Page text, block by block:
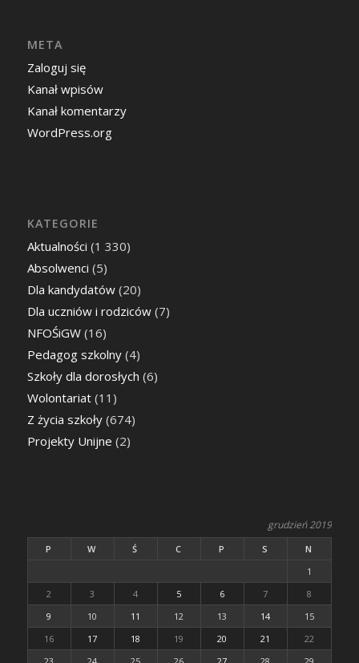
META
Zaloguj się
Kanał wpisów
Kanał komentarzy
WordPress.org
KATEGORIE
Aktualności (1 330)
Absolwenci (5)
Dla kandydatów(20)
Dla uczniów i rodziców(7)
NFOŚiGW(16)
Pedagog szkolny(4)
Szkoły dla dorosłych (6)
Wolontariat(11)
Z życia szkoły(674)
Projekty Unijne (2)
grudzień 2019
P W Ś C P S
N
1
2
3 4 5 6 7
8
9
10 11 12 13 14
15
16
17 18 19 20 21
22